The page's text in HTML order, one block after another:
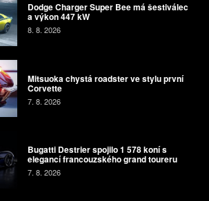
Dodge Charger Super Bee má šestiválec
a výkon 447 kW
8. 8. 2026
Mitsuoka chystá roadster ve stylu první
Corvette
7. 8. 2026
Bugatti Destrier spojilo 1 578 koní s
elegancí francouzského grand toureru
7. 8. 2026